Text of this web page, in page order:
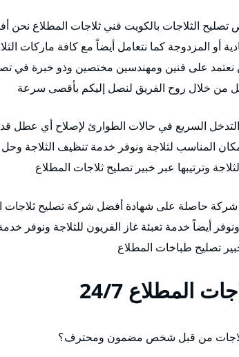
الثلاجات بالكويت فني ثلاجات المطلاع
أو المزدوجة كما نتعامل أيضاً مع كافة ماركات
نعتمد على فنين ومهندسين مختصين وذو خبرة في
من خلال روح الفريق لنصل إليكم بأقصى سرعة
السريع في حالات الطوارئ لإصلاح أي عطل
المناسب لثلاجة ونوفر خدمة تنظيف الثلاجة
وترتيبها عبر خبير تصليح ثلاجات المطلاع
حاصلة على شهادة أفضل شركة تصليح ثلاجات
أيضاً خدمة تعبئة غاز الفريون للثلاجة ونوفر
تصليح طباخات المطلاع
المطلاع 24/7
ثلاجات من قبل شخص مضمون ومحترف؟